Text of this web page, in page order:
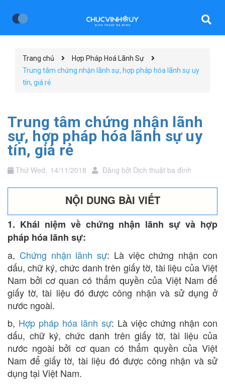
Trang chủ
Hợp Pháp Hoá Lãnh Sự
Trung tâm chứng nhận lãnh sự, hợp pháp hóa lãnh sự uy
tín, giá rẻ
Trung tâm chứng nhận lãnh
sự, hợp pháp hóa lãnh sự uy
tín, giá rẻ
Thứ Wed, 14/11/2018 Đăng bởi Dịch thuật ba đình
NỘI DUNG BÀI VIẾT
1. Khái niệm về chứng nhận lãnh sự và hợp
pháp hóa lãnh sự:
a, Chứng nhận lãnh sự: Là việc chứng nhận con
dấu, chữ ký, chức danh trên giấy tờ, tài liệu của Việt
Nam bởi cơ quan có thẩm quyền của Việt Nam để
giấy tờ, tài liệu đó được công nhận và sử dụng ở
nước ngoài.
b, Hợp pháp hóa lãnh sự: Là việc chứng nhận con
dấu, chữ ký, chức danh trên giấy tờ, tài liệu của
nước ngoài bởi cơ quan có thẩm quyền của Việt
Nam để giấy tờ, tài liệu đó được công nhận và sử
dụng tại Việt Nam.